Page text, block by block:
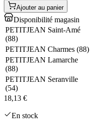
Ajouter au panier
Disponibilité magasin
PETITJEAN Saint-Amé
(88)
PETITJEAN Charmes (88)
PETITJEAN Lamarche
(88)
PETITJEAN Seranville
(54)
18,13 €
En stock